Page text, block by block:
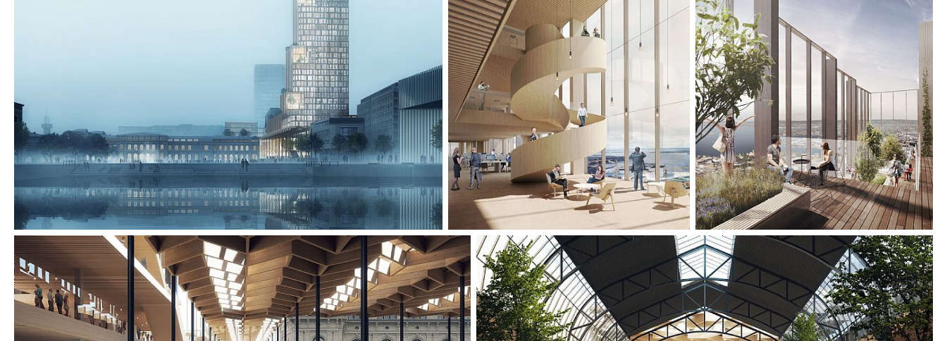
Verkehrsmitteln aus. Eine Pergola aus einer leichten geflochtenen
Holzkonstruktion definiert den neuen Haupteingang des
Hauptbahnhofs, und großzügige Amphitheatertreppen verbinden
diesen Bereich mit dem food-court der Ostbahn-Halle. Im Sockel
stellen Atrien und Oberlichter gute Tageslichtverhältnisse sicher.